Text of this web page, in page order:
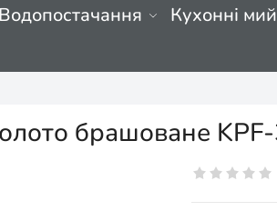
Водопостачання
Кухонні
брашоване